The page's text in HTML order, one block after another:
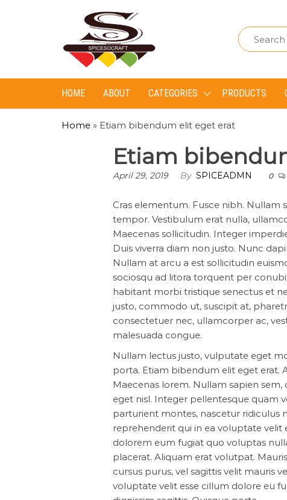
HOME ABOUT CATEGORIES PRODUCTS
Home » Etiam bibendum elit eget erat
Etiam
April 29, 2019 By SPICEADMN 0
Cras elementum. Fusce nibh. Nullam
tempor. Vestibulum erat nulla,
Maecenas sollicitudin. Integer
Duis viverra diam non justo. Nunc
Nullam at arcu a est sollicitudin
sociosqu ad litora torquent per
habitant morbi tristique senectus et
justo, commodo ut, suscipit at,
consectetuer nec, ullamcorper ac,
malesuada congue.
Nullam lectus justo, vulputate eget
porta. Etiam bibendum elit eget erat.
Maecenas lorem. Nullam sapien
eget nisl. Integer pellentesque quam
parturient montes, nascetur ridiculus
reprehenderit qui in ea voluptate velit
dolorem eum fugiat quo voluptas
placerat. Aliquam erat volutpat.
cursus purus, vel sagittis velit mauris
voluptate velit esse cillum dolore eu